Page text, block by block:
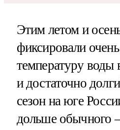
Этим летом и
фиксировали
температуру
и достаточно
сезон на юге
дольше обычного